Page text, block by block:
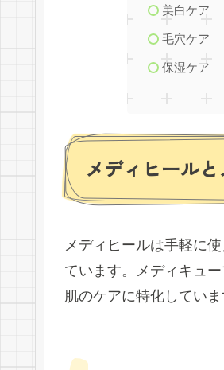
美白ケア
毛穴ケア
保湿ケア
メディヒール
メディヒールは手軽に
ています。メディキュ
肌のケアに特化していま